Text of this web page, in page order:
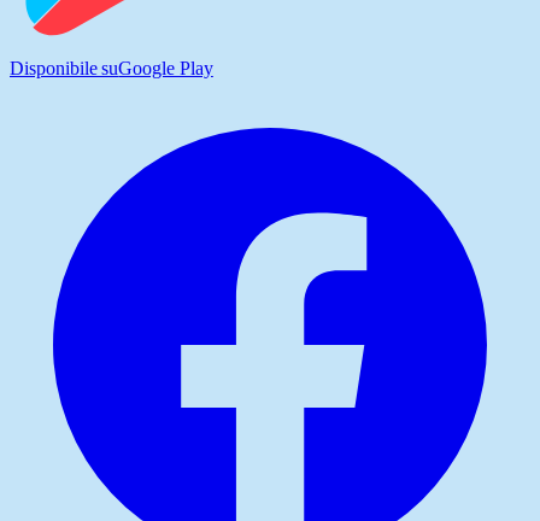
Disponibile suGoogle Play